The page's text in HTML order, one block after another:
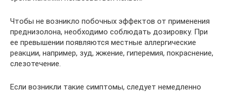
Чтобы не возникло побочных эффектов от применения
преднизолона, необходимо соблюдать дозировку. При
ее превышении появляются местные аллергические
реакции, например, зуд, жжение, гиперемия, покраснение,
слезотечение.
Если возникли такие симптомы, следует немедленно